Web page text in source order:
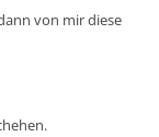
von mir diese